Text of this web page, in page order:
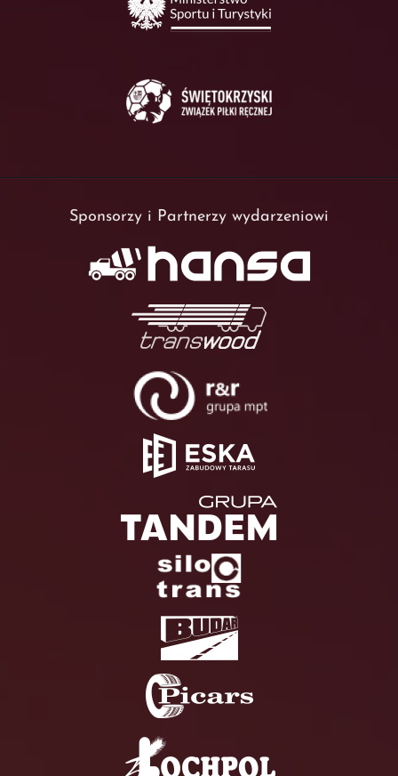
Sponsorzy i Partnerzy wydarzeniowi